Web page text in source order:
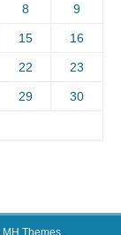
8 9
15 16
22 23
29 30
MH Themes